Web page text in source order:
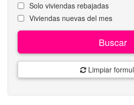
Solo viviendas rebajadas
Viviendas nuevas del mes
Buscar
Limpiar